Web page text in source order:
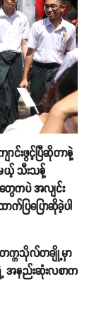
င်းဖွင့်ပြီဆိုတာနဲ့
မယ့် သီးသန့်
တွေကပဲ အလျင်း
ြပြောဆိုခဲ့ပါ
က္ကသိုလ်တချို့မှာ
အနည်းဆုံးလစာက